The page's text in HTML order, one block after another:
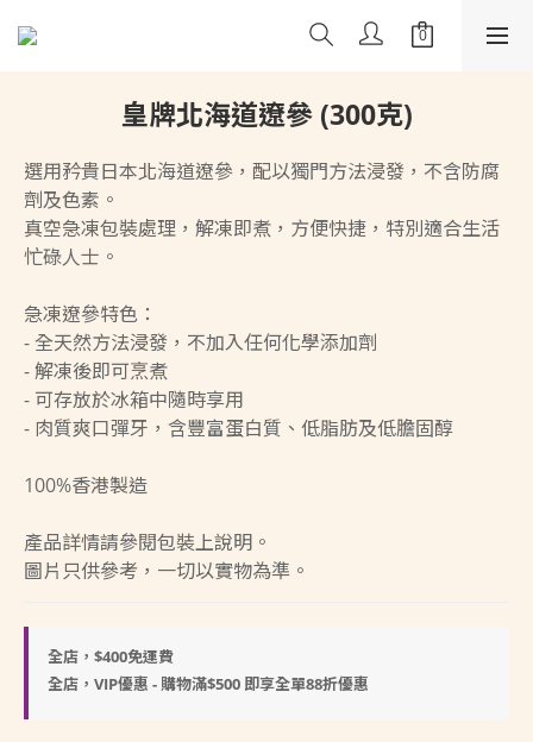
皇牌北海道遼參 (300克)
選用矜貴日本北海道遼參，配以獨門方法浸發，不含防腐
劑及色素。
真空急凍包裝處理，解凍即煮，方便快捷，特別適合生活
忙碌人士。
急凍遼參特色：
- 全天然方法浸發，不加入任何化學添加劑
- 解凍後即可烹煮
- 可存放於冰箱中隨時享用
- 肉質爽口彈牙，含豐富蛋白質、低脂肪及低膽固醇
100%香港製造
產品詳情請參閱包裝上說明。
圖片只供參考，一切以實物為準。
全店，$400免運費
全店，VIP優惠 - 購物滿$500 即享全單88折優惠